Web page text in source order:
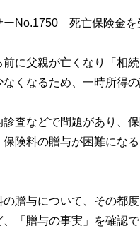
No.1750 死亡保険金を
に父親が亡くなり「相
くなるため、一時所得
査などで問題があり、
険料の贈与が困難にな
贈与について、その都
「贈与の事実」を確認